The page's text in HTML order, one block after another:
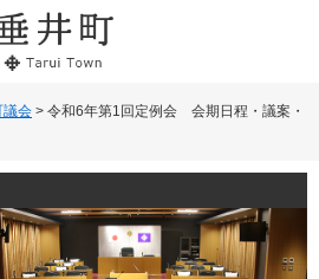
議会 > 令和6年第1回定例会 会期日程・議案・